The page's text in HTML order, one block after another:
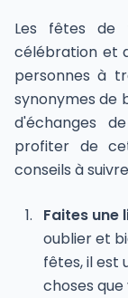
Les fêtes de
célébration et
personnes à
synonymes de
d'échanges
profiter de
conseils à
Faites une
oublier et
fêtes, il est
choses